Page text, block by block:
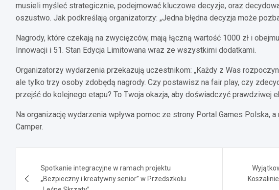
musieli myśleć strategicznie, podejmować kluczowe decyzje, oraz
oszustwo. Jak podkreślają organizatorzy: „Jedna błędna decyzja może
Nagrody, które czekają na zwycięzców, mają łączną wartość 1000 zł i
Innowacji i 51. Stan Edycja Limitowana wraz ze wszystkimi dodatkami.
Organizatorzy wydarzenia przekazują uczestnikom: „Każdy z Was
ale tylko trzy osoby zdobędą nagrody. Czy postawisz na fair play, czy
przejść do kolejnego etapu? To Twoja okazja, aby doświadczyć prawdziwej
Na organizację wydarzenia wpływa pomoc ze strony Portal Games Polska,
Camper.
wpisu
Spotkanie integracyjne w ramach projektu
„Bezpieczny i kreatywny senior” w Przedszkolu